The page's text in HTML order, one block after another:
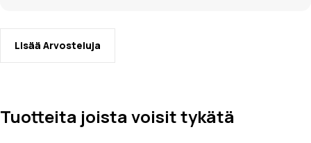
Lisää Arvosteluja
Tuotteita joista voisit tykätä